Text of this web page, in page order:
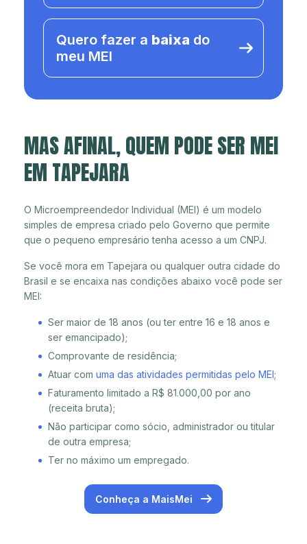
Quero fazer a baixa do
meu MEI
MAS AFINAL, QUEM PODE SER MEI
EM TAPEJARA
O Microempreendedor Individual (MEI) é um modelo
simples de empresa criado pelo Governo que permite
que o pequeno empresário tenha acesso a um CNPJ.
Se você mora em Tapejara ou qualquer outra cidade do
Brasil e se encaixa nas condições abaixo você pode ser
MEI:
Ser maior de 18 anos (ou ter entre 16 e 18 anos e
ser emancipado);
Comprovante de residência;
Atuar com uma das atividades permitidas pelo MEI;
Faturamento limitado a R$ 81.000,00 por ano
(receita bruta);
Não participar como sócio, administrador ou titular
de outra empresa;
Ter no máximo um empregado.
Conheça a MaisMei